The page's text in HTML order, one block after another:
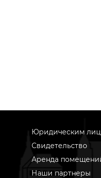
Юридическим
Свидетельство
Аренда
Наши партнеры